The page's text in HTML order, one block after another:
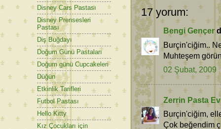
17 yorum:
Bengi Gençer
Burçin'ciğim..
Muhteşem
02 Şubat, 2009
Zerrin Pasta
Burçin'ciğim,
Çok beğendim
Disney Cars Pastası
Disney Prensesleri
Pastası
Diş Buğdayı
Doğum Günü Pastaları
Doğum günü Cupcakeleri
Düğün
Etkinlik Tarifleri
Futbol Pastası
Hello Kitty
Kız Çocukları için